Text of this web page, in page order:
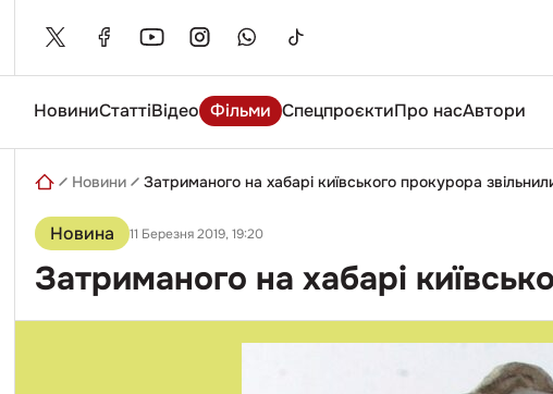
content
НовиниСтаттіВідео Фільми СпецпроєктиПро насАвтори
Введіть
Новини Затриманого на хабарі київського прокурора
Новина 11 Березня 2019, 19:20
Затриманого на хабарі